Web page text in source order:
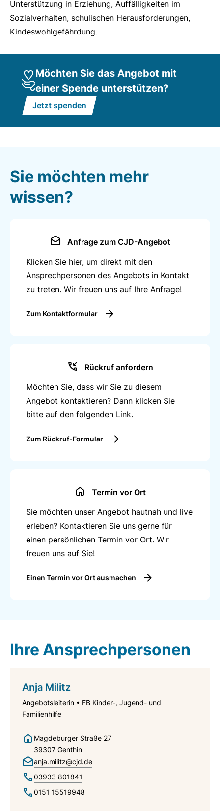
Unterstützung in Erziehung, Auffälligkeiten im
Sozialverhalten, schulischen Herausforderungen,
Kindeswohlgefährdung.
Möchten Sie das Angebot mit
einer Spende unterstützen?
Jetzt spenden
Sie möchten mehr
wissen?
Anfrage zum CJD-Angebot
Klicken Sie hier, um direkt mit den
Ansprechpersonen des Angebots in Kontakt
zu treten. Wir freuen uns auf Ihre Anfrage!
Zum Kontaktformular
Rückruf anfordern
Möchten Sie, dass wir Sie zu diesem
Angebot kontaktieren? Dann klicken Sie
bitte auf den folgenden Link.
Zum Rückruf-Formular
Termin vor Ort
Sie möchten unser Angebot hautnah und live
erleben? Kontaktieren Sie uns gerne für
einen persönlichen Termin vor Ort. Wir
freuen uns auf Sie!
Einen Termin vor Ort ausmachen
Ihre Ansprechpersonen
Anja Militz
Angebotsleiterin • FB Kinder-, Jugend- und
Familienhilfe
Magdeburger Straße 27
39307 Genthin
anja.militz@cjd.de
03933 801841
0151 15519948